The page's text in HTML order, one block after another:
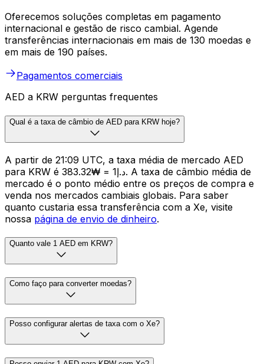
Oferecemos soluções completas em pagamento
internacional e gestão de risco cambial. Agende
transferências internacionais em mais de 130 moedas e
em mais de 190 países.
Pagamentos comerciais
AED a KRW perguntas frequentes
Qual é a taxa de câmbio de AED para KRW hoje?
A partir de 21:09 UTC, a taxa média de mercado AED
para KRW é د.إ1 = ₩383.32. A taxa de câmbio média de
mercado é o ponto médio entre os preços de compra e
venda nos mercados cambiais globais. Para saber
quanto custaria essa transferência com a Xe, visite
nossa página de envio de dinheiro.
Quanto vale 1 AED em KRW?
Como faço para converter moedas?
Posso configurar alertas de taxa com o Xe?